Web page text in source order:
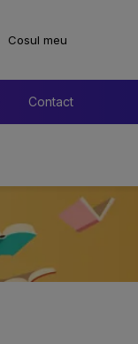
Contact
Cosul meu